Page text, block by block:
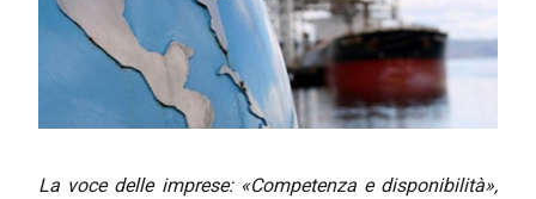
La voce delle imprese: «Competenza e disponibilità»,